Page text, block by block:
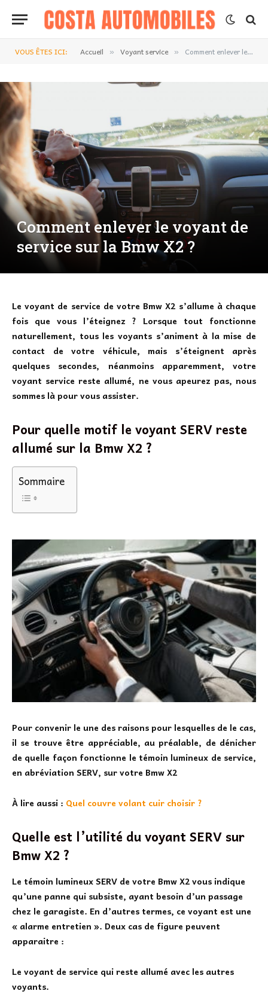
VOUS ÊTES ICI: Accueil » Voyant service » Comment enlever le voyant de service sur la Bmw X2 ?
Comment enlever le voyant de
service sur la Bmw X2 ?
Le voyant de service de votre Bmw X2 s’allume à chaque
fois que vous l’éteignez ? Lorsque tout fonctionne
naturellement, tous les voyants s’animent à la mise de
contact de votre véhicule, mais s’éteignent après
quelques secondes, néanmoins apparemment, votre
voyant service reste allumé, ne vous apeurez pas, nous
sommes là pour vous assister.
Pour quelle motif le voyant SERV reste
allumé sur la Bmw X2 ?
Sommaire
Pour convenir le une des raisons pour lesquelles de le cas,
il se trouve être appréciable, au préalable, de dénicher
de quelle façon fonctionne le témoin lumineux de service,
en abréviation SERV, sur votre Bmw X2
À lire aussi : Quel couvre volant cuir choisir ?
Quelle est l’utilité du voyant SERV sur
Bmw X2 ?
Le témoin lumineux SERV de votre Bmw X2vous indique
qu’une panne qui subsiste, ayant besoin d’un passage
chez le garagiste. En d’autres termes, ce voyant est une
« alarme entretien ». Deux cas de figure peuvent
apparaitre :
Le voyant de service qui reste allumé avec les autres
voyants.